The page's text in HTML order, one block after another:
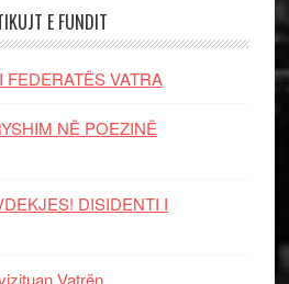
E FUNDIT
FEDERATËS VATRA
NË POEZINË
DISIDENTI I
Vatrën